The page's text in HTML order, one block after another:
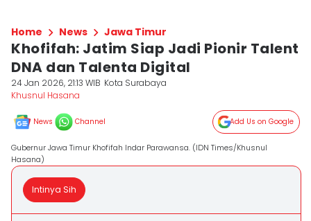
Home News Jawa Timur
Khofifah: Jatim Siap Jadi Pionir Talent
DNA dan Talenta Digital
24 Jan 2026, 21:13 WIB Kota Surabaya
Khusnul Hasana
News Channel Add Us on Google
Gubernur Jawa Timur Khofifah Indar Parawansa. (IDN Times/Khusnul
Hasana)
Intinya Sih